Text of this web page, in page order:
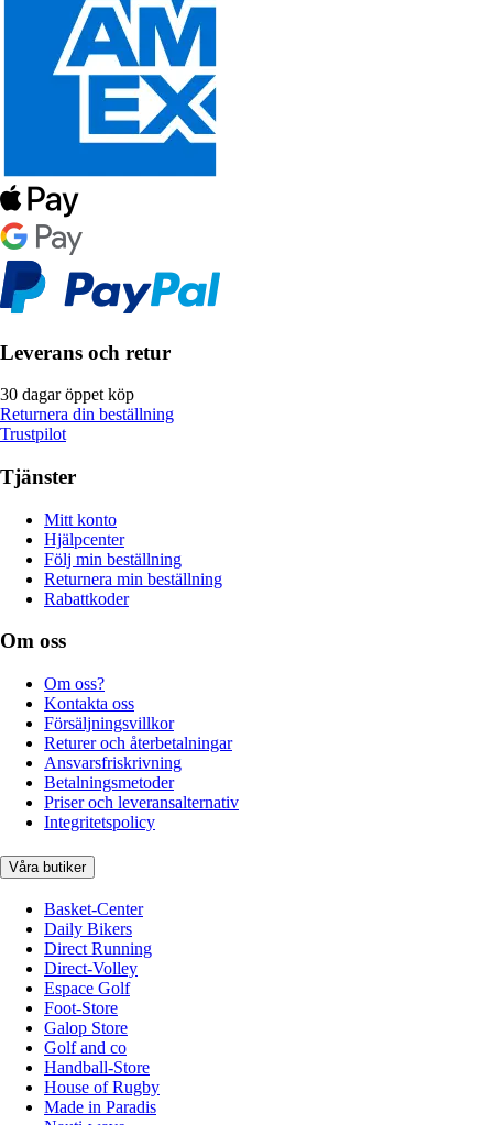
Leverans och retur
30 dagar öppet köp
Returnera din beställning
Trustpilot
Tjänster
Mitt konto
Hjälpcenter
Följ min beställning
Returnera min beställning
Rabattkoder
Om oss
Om oss?
Kontakta oss
Försäljningsvillkor
Returer och återbetalningar
Ansvarsfriskrivning
Betalningsmetoder
Priser och leveransalternativ
Integritetspolicy
Våra butiker
Basket-Center
Daily Bikers
Direct Running
Direct-Volley
Espace Golf
Foot-Store
Galop Store
Golf and co
Handball-Store
House of Rugby
Made in Paradis